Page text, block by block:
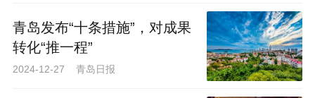
东半岛先进制造业基地、青岛市副中心。
“北方重要的国际交往门户”定位与青岛
市打造“北方对外开放门户”目标一脉相承。
青岛发布“十条措施”，对成果
转化“推一程”
2024-12-27 青岛日报